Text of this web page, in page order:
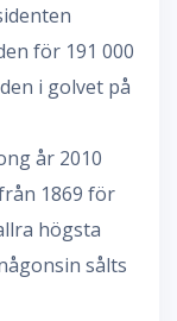
för 191 000
i golvet på
år 2010
1869 för
högsta
sålts